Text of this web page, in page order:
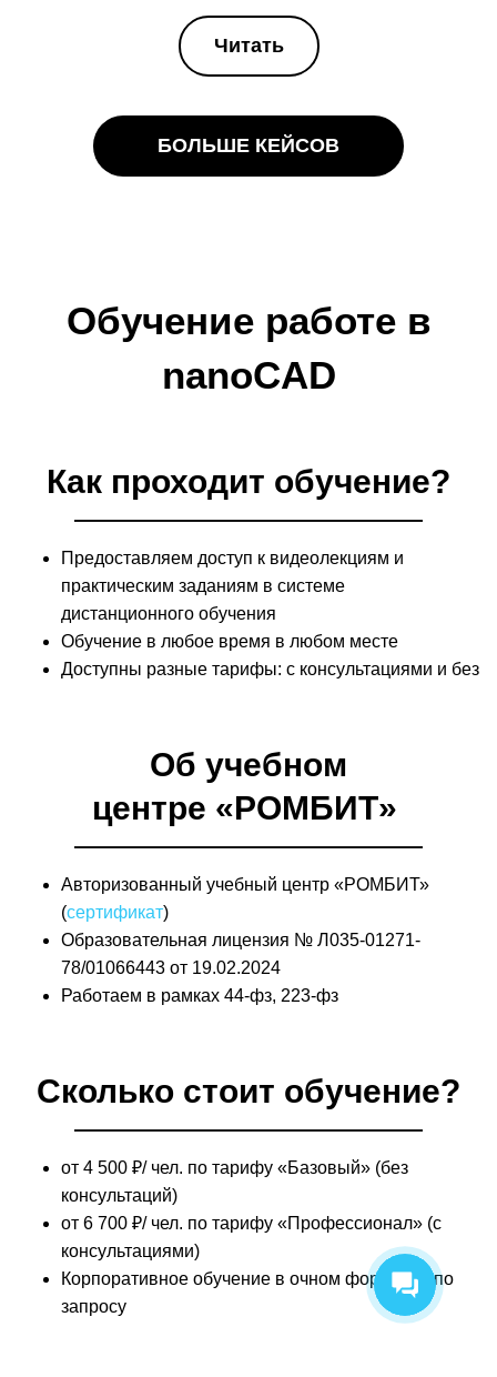
Читать
БОЛЬШЕ КЕЙСОВ
Обучение работе в
nanoCAD
Как проходит обучение?
Предоставляем доступ к видеолекциям и
практическим заданиям в системе
дистанционного обучения
Обучение в любое время в любом месте
Доступны разные тарифы: с консультациями и без
Об учебном
центре «РОМБИТ»
Авторизованный учебный центр «РОМБИТ»
(сертификат)
Образовательная лицензия № Л035-01271-
78/01066443 от 19.02.2024
Работаем в рамках 44-фз, 223-фз
Сколько стоит обучение?
от 4 500 ₽/ чел. по тарифу «Базовый» (без
консультаций)
от 6 700 ₽/ чел. по тарифу «Профессионал» (с
консультациями)
Корпоративное обучение в очном формате - по
запросу